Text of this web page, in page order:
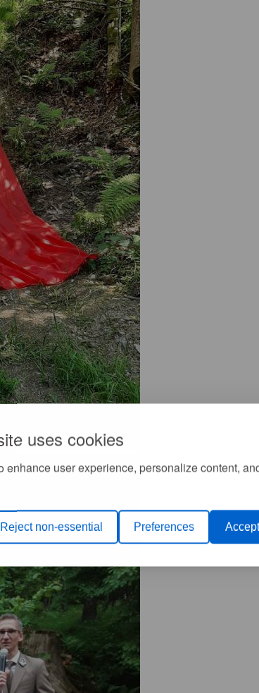
uses cookies
enhance user experience, personalize content,
Reject non-essential Preferences